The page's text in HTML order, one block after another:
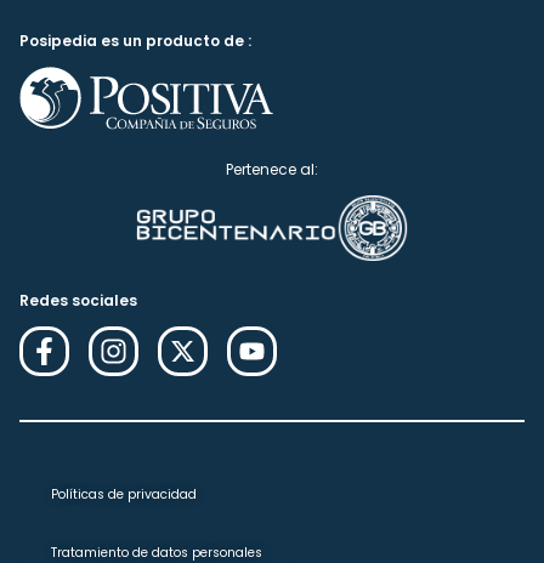
Posipedia es un producto de :
Pertenece al:
Redes sociales
Políticas de privacidad
Tratamiento de datos personales